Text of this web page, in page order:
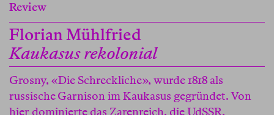
Review
Florian Mühlfried
Kaukasus rekolonial
Grosny, «Die Schreckliche», wurde 1818 als
russische Garnison im Kaukasus gegründet. Von
hier dominierte das Zarenreich, die UdSSR,